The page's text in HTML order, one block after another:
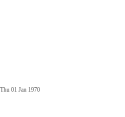
Thu 01 Jan 1970